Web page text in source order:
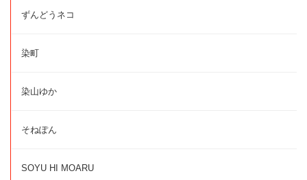
ずんどうネコ
染町
染山ゆか
そねぽん
SOYU HI MOARU